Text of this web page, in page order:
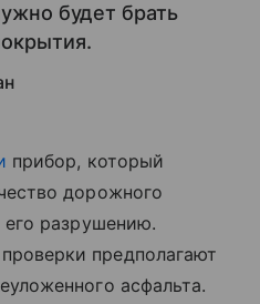
будет брать
прибор, который
дорожного
его разрушению.
предполагают
асфальта.